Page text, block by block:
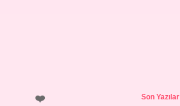
SidebarSon Yazılar